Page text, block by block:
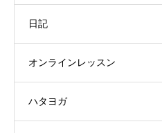
日記
オンラインレッスン
ハタヨガ